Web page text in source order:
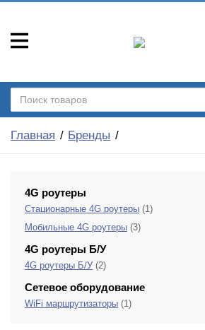
Главная Бренды
4G роутеры
Стационарные 4G роутеры (1)
Мобильные 4G роутеры (3)
4G роутеры Б/У
4G роутеры Б/У (2)
Сетевое оборудование
WiFi маршрутизаторы (1)